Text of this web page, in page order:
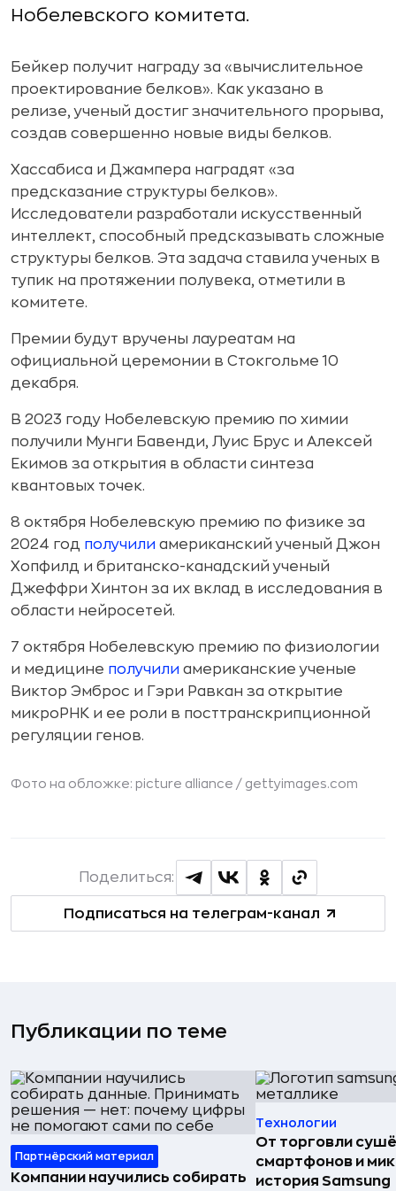
Нобелевского комитета.
Бейкер получит награду за «вычислительное
проектирование белков». Как указано в
релизе, ученый достиг значительного прорыва,
создав совершенно новые виды белков.
Хассабиса и Джампера наградят «за
предсказание структуры белков».
Исследователи разработали искусственный
интеллект, способный предсказывать сложные
структуры белков. Эта задача ставила ученых в
тупик на протяжении полувека, отметили в
комитете.
Премии будут вручены лауреатам на
официальной церемонии в Стокгольме 10
декабря.
В 2023 году Нобелевскую премию по химии
получили Мунги Бавенди, Луис Брус и Алексей
Екимов за открытия в области синтеза
квантовых точек.
8 октября Нобелевскую премию по физике за
2024 год получили американский ученый Джон
Хопфилд и британско-канадский ученый
Джеффри Хинтон за их вклад в исследования в
области нейросетей.
7 октября Нобелевскую премию по физиологии
и медицине получили американские ученые
Виктор Эмброс и Гэри Равкан за открытие
микроРНК и ее роли в посттранскрипционной
регуляции генов.
Фото на обложке: picture alliance / gettyimages.com
Подписаться на телеграм-канал
Поделиться:
Публикации по теме
Партнёрский материал
Компании научились собирать
Технологии
От торговли
смартфонов и
история Samsung